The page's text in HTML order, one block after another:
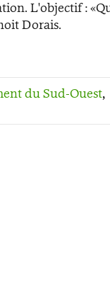
L'objectif :
Dorais.
du Sud-Ouest,